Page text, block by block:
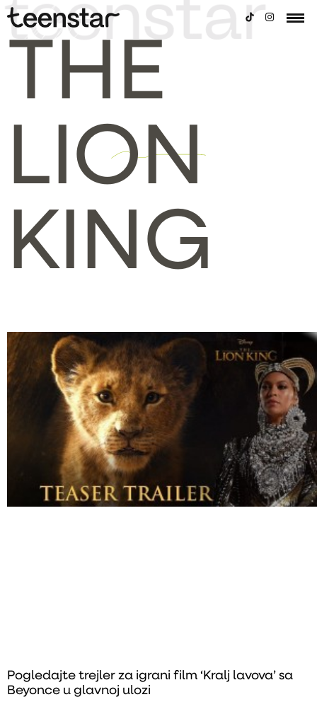
THE
LION
KING
Pogledajte trejler za igrani film ‘Kralj lavova’ sa
Beyonce u glavnoj ulozi